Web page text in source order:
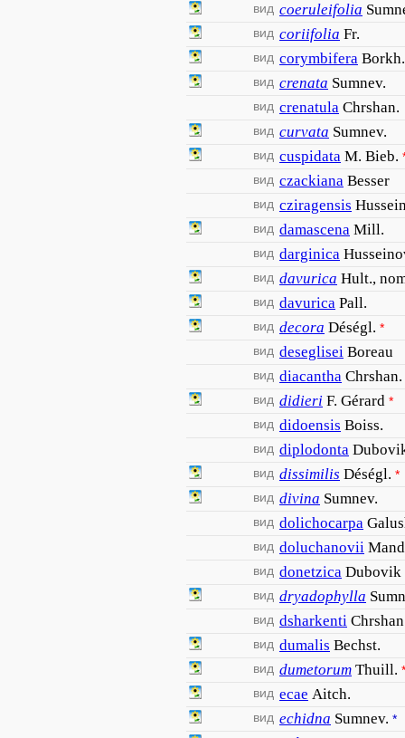
вид coeruleifolia
вид coriifolia Fr.
вид corymbifera Borkh.
вид crenata Sumnev.
вид crenatula Chrshan.
вид curvata Sumnev.
вид cuspidata M. Bieb.
вид czackiana Besser
вид cziragensis
вид damascena Mill.
вид darginica
вид davurica Hult.,
вид davurica Pall.
вид decora Déségl. *
вид deseglisei Boreau
вид diacantha Chrshan.
вид didieri F. Gérard *
вид didoensis Boiss.
вид diplodonta
вид dissimilis Déségl. *
вид divina Sumnev.
вид dolichocarpa
вид doluchanovii
вид donetzica Dubovik
вид dryadophylla
вид dsharkenti
вид dumalis Bechst.
вид dumetorum Thuill. *
вид ecae Aitch.
вид echidna Sumnev. *